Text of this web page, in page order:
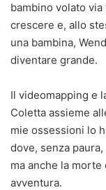
bambino volato
crescere e, allo
una bambina,
diventare grande.
Il videomapping e
Coletta assieme
mie ossessioni lo
dove, senza
ma anche la
avventura.